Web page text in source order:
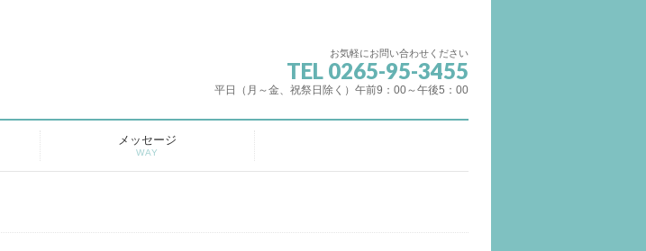
お気軽にお問い合わせください
TEL 0265-95-3455
平日（月～金、祝祭日除く）午前9：00～午後5：00
メッセージ
WAY